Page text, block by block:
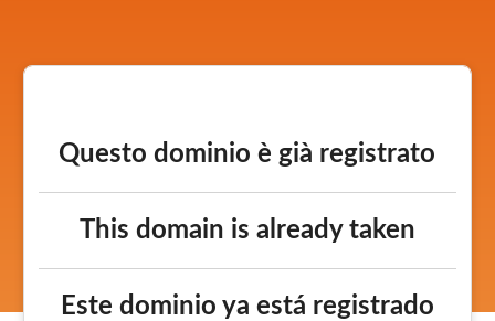
Questo dominio è già registrato
This domain is already taken
Este dominio ya está registrado